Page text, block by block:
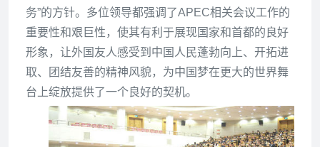
务”的方针。多位领导都强调了APEC相关会议工作的
重要性和艰巨性，使其有利于展现国家和首都的良好
形象，让外国友人感受到中国人民蓬勃向上、开拓进
取、团结友善的精神风貌，为中国梦在更大的世界舞
台上绽放提供了一个良好的契机。